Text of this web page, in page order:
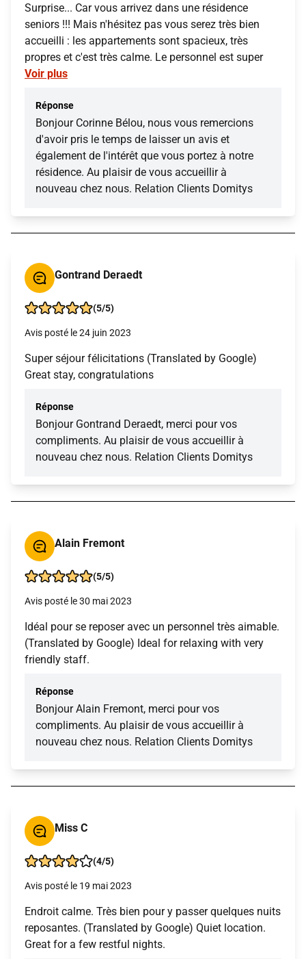
Surprise... Car vous arrivez dans une résidence
seniors !!! Mais n'hésitez pas vous serez très bien
accueilli : les appartements sont spacieux, très
propres et c'est très calme. Le personnel est super
Voir plus
Réponse
Bonjour Corinne Bélou, nous vous remercions
d'avoir pris le temps de laisser un avis et
également de l'intérêt que vous portez à notre
résidence. Au plaisir de vous accueillir à
nouveau chez nous. Relation Clients Domitys
Gontrand Deraedt
(5/5)
Avis posté le 24 juin 2023
Super séjour félicitations (Translated by Google)
Great stay, congratulations
Réponse
Bonjour Gontrand Deraedt, merci pour vos
compliments. Au plaisir de vous accueillir à
nouveau chez nous. Relation Clients Domitys
Alain Fremont
(5/5)
Avis posté le 30 mai 2023
Idéal pour se reposer avec un personnel très aimable.
(Translated by Google) Ideal for relaxing with very
friendly staff.
Réponse
Bonjour Alain Fremont, merci pour vos
compliments. Au plaisir de vous accueillir à
nouveau chez nous. Relation Clients Domitys
Miss C
(4/5)
Avis posté le 19 mai 2023
Endroit calme. Très bien pour y passer quelques nuits
reposantes. (Translated by Google) Quiet location.
Great for a few restful nights.